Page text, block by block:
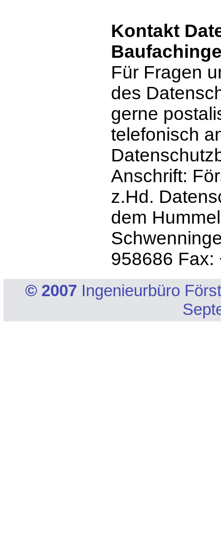
Kontakt
Für Fragen
des
gerne
telefonisch
Anschrift:
z.Hd.
dem
958686 Fax:
© 2007 Ingenieurbüro